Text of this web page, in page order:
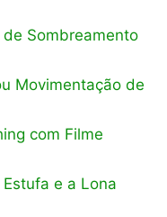
Sombreamento
Movimentação de
com Filme
e a Lona